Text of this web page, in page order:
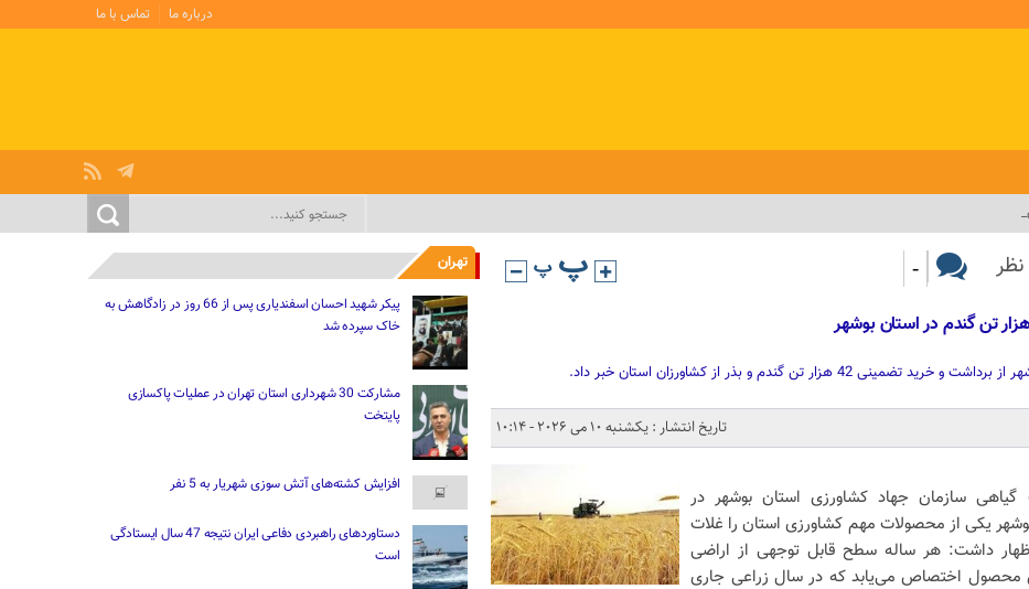
درباره ما تماس با ما
-
42 هزار تن گندم و بذر از کشاورزان استان خبر داد.
تاریخ انتشار : یکشنبه 10 می 2026 - 10:14
گیاهی سازمان جهاد کشاورزی استان بوشهر در
یکی از محصولات مهم کشاورزی استان را غلات
داشت: هر ساله سطح قابل توجهی از اراضی
محصول اختصاص می‌یابد که در سال زراعی جاری
تهران
پیکر شهید احسان اسفندیاری پس از 66 روز در زادگاهش به
خاک سپرده شد
مشارکت 30 شهرداری استان تهران در عملیات پاکسازی
پایتخت
افزایش کشته‌های آتش سوزی شهریار به 5 نفر
دستاوردهای راهبردی دفاعی ایران نتیجه 47 سال ایستادگی
است